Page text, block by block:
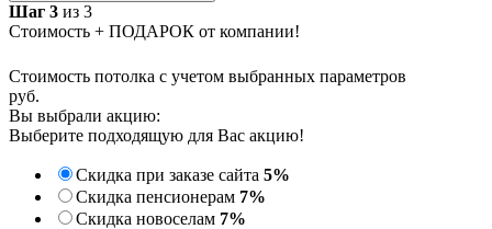
Шаг 3 из 3
Стоимость + ПОДАРОК от компании!
Стоимость потолка с учетом выбранных параметров
руб.
Вы выбрали акцию:
Выберите подходящую для Вас акцию!
Скидка при заказе сайта 5%
Скидка пенсионерам 7%
Скидка новоселам 7%